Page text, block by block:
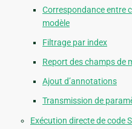
Correspondance entre
modèle
Filtrage par index
Report des champs de
Ajout d’annotations
Transmission de
Exécution directe de code